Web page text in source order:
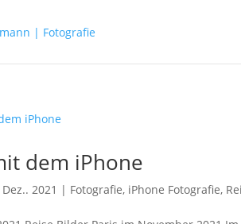
dem iPhone
2021 | Fotografie, iPhone Fotografie,